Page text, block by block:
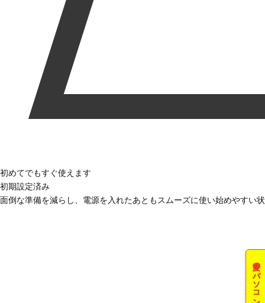
夏のパソコン祭
初めてでもすぐ使えます
初期設定済み
面倒な準備を減らし、電源を入れたあともスムーズに使い始めやすい